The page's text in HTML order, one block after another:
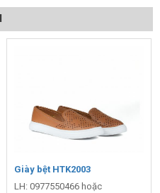
Giày bệt HTK2003
LH: 0977550466 hoặc